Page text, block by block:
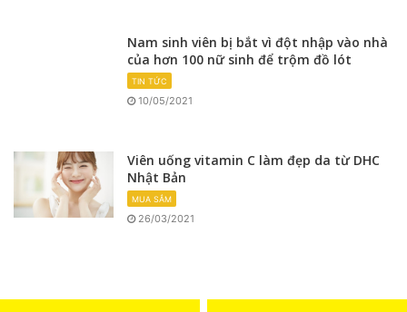
Nam sinh viên bị bắt vì đột nhập vào nhà
của hơn 100 nữ sinh để trộm đồ lót
TIN TỨC
10/05/2021
Viên uống vitamin C làm đẹp da từ DHC
Nhật Bản
MUA SẮM
26/03/2021